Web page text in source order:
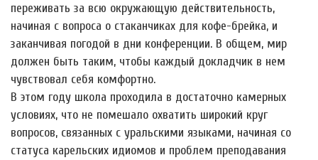
переживать за всю окружающую действительность,
начиная с вопроса о стаканчиках для кофе-брейка, и
заканчивая погодой в дни конференции. В общем, мир
должен быть таким, чтобы каждый докладчик в нем
чувствовал себя комфортно.
В этом году школа проходила в достаточно камерных
условиях, что не помешало охватить широкий круг
вопросов, связанных с уральскими языками, начиная со
статуса карельских идиомов и проблем преподавания